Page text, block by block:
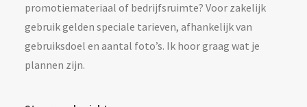
promotiemateriaal of bedrijfsruimte? Voor zakelijk
gebruik gelden speciale tarieven, afhankelijk van
gebruiksdoel en aantal foto’s. Ik hoor graag wat je
plannen zijn.